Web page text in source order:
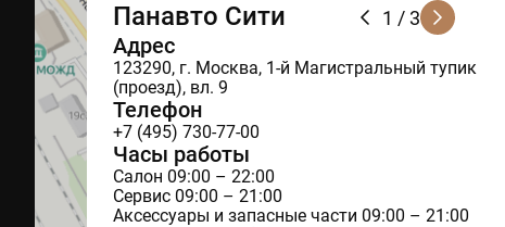
1 / 3
Панавто Сити
Адрес
123290, г. Москва, 1-й Магистральный тупик
(проезд), вл. 9
Телефон
+7 (495) 730-77-00
Часы работы
Салон 09:00 – 22:00
Сервис 09:00 – 21:00
Аксессуары и запасные части 09:00 – 21:00